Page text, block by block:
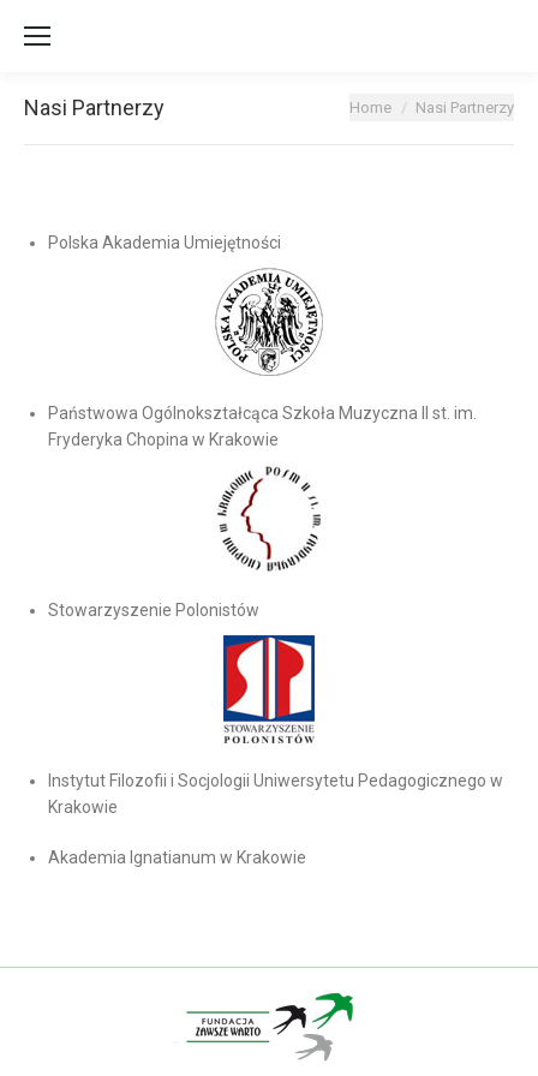
Nasi Partnerzy Home Nasi Partnerzy
Polska Akademia Umiejętności
Państwowa Ogólnokształcąca Szkoła Muzyczna II st. im.
Fryderyka Chopina w Krakowie
Stowarzyszenie Polonistów
Instytut Filozofii i Socjologii Uniwersytetu Pedagogicznego w
Krakowie
Akademia Ignatianum w Krakowie